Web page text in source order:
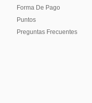
Forma De Pago
Puntos
Preguntas Frecuentes